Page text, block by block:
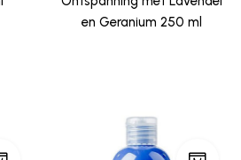
en Geranium 250 ml